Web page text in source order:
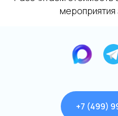
мероприятия
+7 (499)
персональных данных на
и подтверждаю,
Отправить